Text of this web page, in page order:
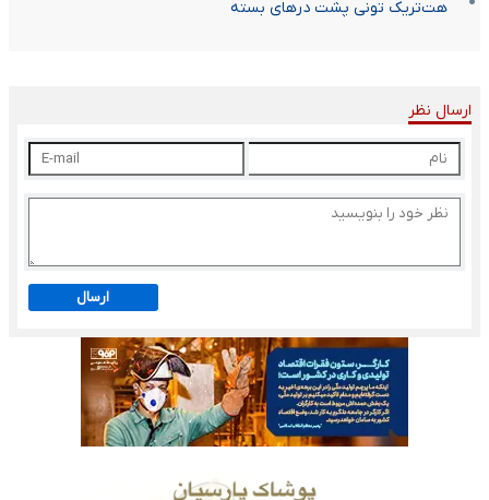
هت‌تریک تونی پشت درهای بسته
ارسال نظر
ارسال